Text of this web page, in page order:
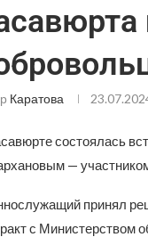
Каратова
состоялась
—
принял
с Министерством